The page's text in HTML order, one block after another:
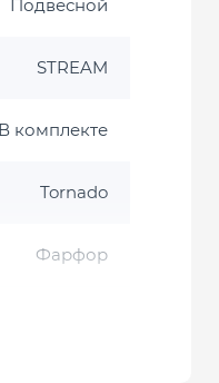
Подвесной
STREAM
В комплекте
Tornado
Фарфор
падением